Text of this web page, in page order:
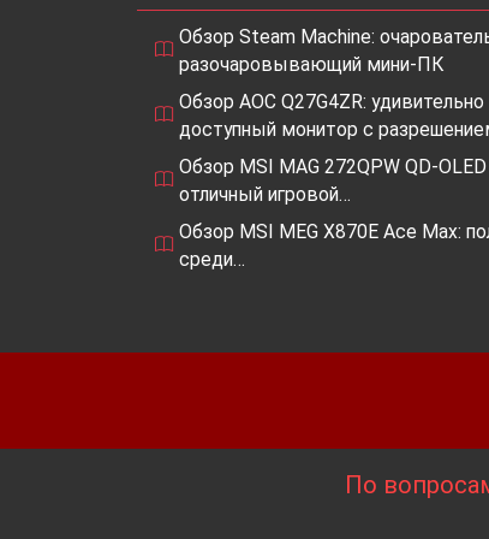
Обзор Steam Machine:
разочаровывающий мини-ПК
Обзор AOC Q27G4ZR: удивительно
доступный монитор с
Обзор MSI MAG 272QPW QD-OLED
отличный игровой…
Обзор MSI MEG X870E Ace Max:
среди…
По